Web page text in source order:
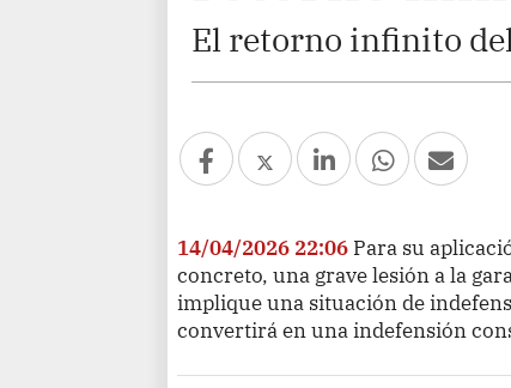
El retorno infinito
14/04/2026 22:06 Para su
concreto, una grave lesión a la
implique una situación de
convertirá en una indefensión